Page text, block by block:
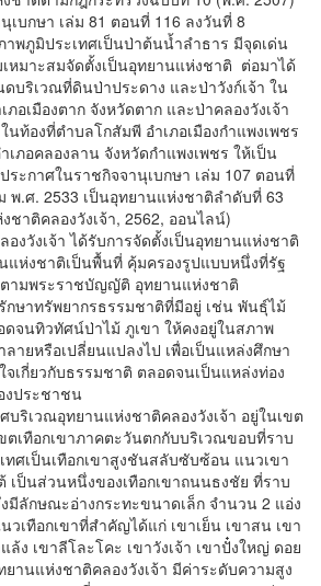
เบกษา เล่ม 81 ตอนที่ 116 ลงวันที่ 8
พภูมิประเทศเป็นป่าต้นน้ำลำธาร มีจุดเด่น
หมาะสมจัดตั้งเป็นอุทยานแห่งชาติ ต่อมาได้
บริเวณที่ดินป่าประดาง และป่าวังก์เจ้า ใน
ภอเมืองตาก จังหวัดตาก และป่าคลองวังเจ้า
ท้องที่ตำบลโกสัมพี อำเภอเมืองกำแพงเพชร
ภอคลองลาน จังหวัดกำแพงเพชร ให้เป็น
ระกาศในราชกิจจานุเบกษา เล่ม 107 ตอนที่
พ.ศ. 2533 เป็นอุทยานแห่งชาติลำดับที่ 63
ชาติคลองวังเจ้า, 2562, ออนไลน์)
งเจ้า ได้รับการจัดตั้งเป็นอุทยานแห่งชาติ
แห่งชาติเป็นพื้นที่ คุ้มครองรูปแบบหนึ่งที่รัฐ
ามพระราชบัญญัติ อุทยานแห่งชาติ
กษาทรัพยากรธรรมชาติที่มีอยู่ เช่น พันธุ์ไม้
จนทิวทัศน์ป่าไม้ ภูเขา ให้คงอยู่ในสภาพ
ายหรือเปลี่ยนแปลงไป เพื่อเป็นแหล่งศึกษา
จเกี่ยวกับธรรมชาติ ตลอดจนเป็นแหล่งท่อง
งประชาชน
วณอุทยานแห่งชาติคลองวังเจ้า อยู่ในเขต
ตเทือกเขาภาคตะวันตกกับบริเวณขอบที่ราบ
ทศเป็นเทือกเขาสูงชันสลับซับซ้อน แนวเขา
เป็นส่วนหนึ่งของเทือกเขาถนนธงชัย ที่ราบ
มีลักษณะอ่างกระทะขนาดเล็ก จำนวน 2 แอ่ง
วเทือกเขาที่สำคัญได้แก่ เขาเย็น เขาสน เขา
ล้ง เขาลีโละโคะ เขาวังเจ้า เขาปั๋งใหญ่ ดอย
ยานแห่งชาติคลองวังเจ้า มีค่าระดับความสูง